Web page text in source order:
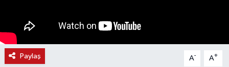
Paylaş A- A+